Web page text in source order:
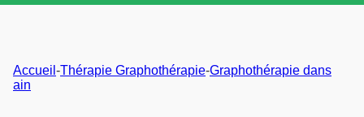
Accueil -Thérapie Graphothérapie-Graphothérapie dans
ain